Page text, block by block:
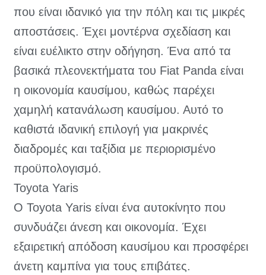
που είναι ιδανικό για την πόλη και τις μικρές
αποστάσεις. Έχει μοντέρνα σχεδίαση και
είναι ευέλικτο στην οδήγηση. Ένα από τα
βασικά πλεονεκτήματα του Fiat Panda είναι
η οικονομία καυσίμου, καθώς παρέχει
χαμηλή κατανάλωση καυσίμου. Αυτό το
καθιστά ιδανική επιλογή για μακρινές
διαδρομές και ταξίδια με περιορισμένο
προϋπολογισμό.
Toyota Yaris
Ο Toyota Yaris είναι ένα αυτοκίνητο που
συνδυάζει άνεση και οικονομία. Έχει
εξαιρετική απόδοση καυσίμου και προσφέρει
άνετη καμπίνα για τους επιβάτες.